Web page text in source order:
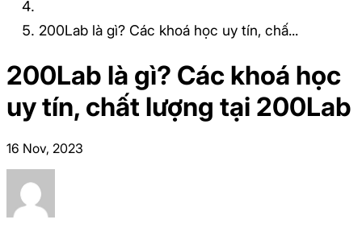
200Lab là gì? Các khoá học uy tín, chấ...
200Lab là gì? Các khoá học
uy tín, chất lượng tại 200Lab
16 Nov, 2023